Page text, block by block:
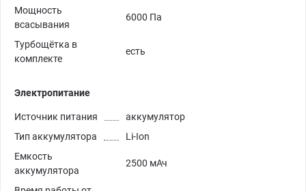
Мощность
всасывания
6000 Па
Турбощётка в
комплекте
есть
Электропитание
Источник питания
аккумулятор
Тип аккумулятора
Li-Ion
Емкость
аккумулятора
2500 мАч